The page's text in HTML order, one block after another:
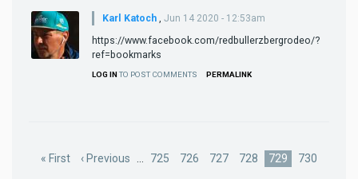
Karl Katoch Jun 14 2020 - 12:53am
https://www.facebook.com/redbullerzbergrodeo/?
ref=bookmarks
LOG IN TO POST COMMENTS PERMALINK
First
« First
Previous
‹ Previous … Page
725 Page
726 Page
727 Page
728
Current
729 Page
730